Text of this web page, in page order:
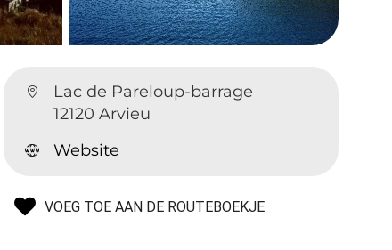
Lac de Pareloup-barrage
12120 Arvieu
Website
VOEG TOE AAN DE ROUTEBOEKJE